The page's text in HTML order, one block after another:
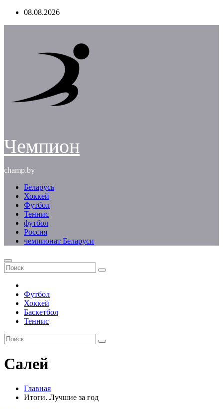
Перейти08.08.2026
Чемпион
champ.by
Беларусь
Хоккей
Футбол
Теннис
футбол
Россия
чемпионат Беларуси
Футбол
Хоккей
Баскетбол
Теннис
Салей
Главная
Итоги. Лучшие за год